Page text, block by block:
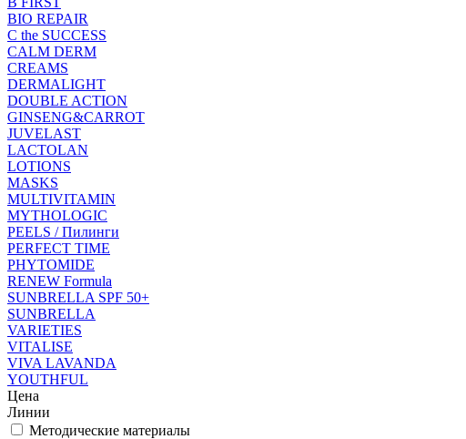
BIO REPAIR
C the SUCCESS
CALM DERM
CREAMS
DERMALIGHT
DOUBLE ACTION
GINSENG&CARROT
JUVELAST
LACTOLAN
LOTIONS
MASKS
MULTIVITAMIN
MYTHOLOGIC
PEELS / Пилинги
PERFECT TIME
PHYTOMIDE
RENEW Formula
SUNBRELLA SPF 50+
SUNBRELLA
VARIETIES
VITALISE
VIVA LAVANDA
YOUTHFUL
Цена
Линии
Методические материалы